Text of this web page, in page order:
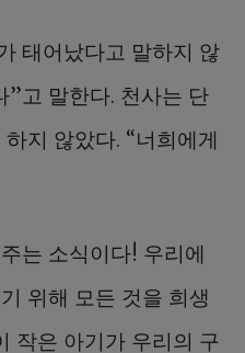
태어났다고 말하지 않
”고 말한다. 천사는 단
지 않았다. “너희에게
주는 소식이다! 우리에
위해 모든 것을 희생
작은 아기가 우리의 구